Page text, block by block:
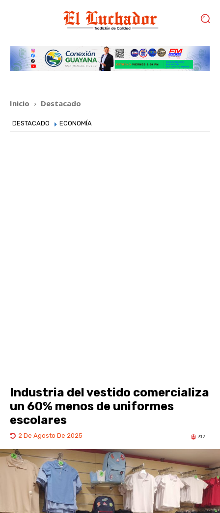
Inicio Destacado
DESTACADO ECONOMÍA
Industria del vestido comercializa
un 60% menos de uniformes
escolares
2 De Agosto De 2025 312